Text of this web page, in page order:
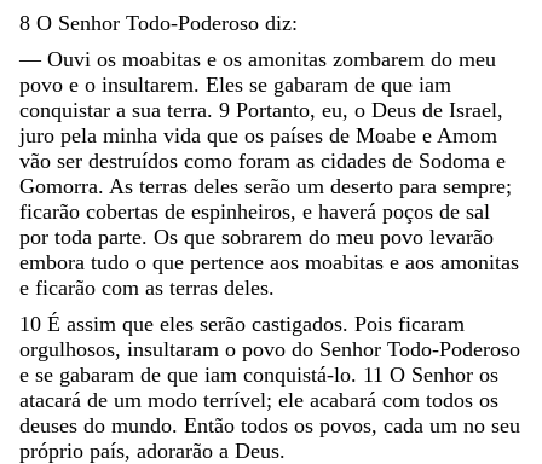
8 O Senhor Todo-Poderoso diz:
— Ouvi os moabitas e os amonitas zombarem do meu
povo e o insultarem. Eles se gabaram de que iam
conquistar a sua terra. 9 Portanto, eu, o Deus de Israel,
juro pela minha vida que os países de Moabe e Amom
vão ser destruídos como foram as cidades de Sodoma e
Gomorra. As terras deles serão um deserto para sempre;
ficarão cobertas de espinheiros, e haverá poços de sal
por toda parte. Os que sobrarem do meu povo levarão
embora tudo o que pertence aos moabitas e aos amonitas
e ficarão com as terras deles.
10 É assim que eles serão castigados. Pois ficaram
orgulhosos, insultaram o povo do Senhor Todo-Poderoso
e se gabaram de que iam conquistá-lo. 11 O Senhor os
atacará de um modo terrível; ele acabará com todos os
deuses do mundo. Então todos os povos, cada um no seu
próprio país, adorarão a Deus.